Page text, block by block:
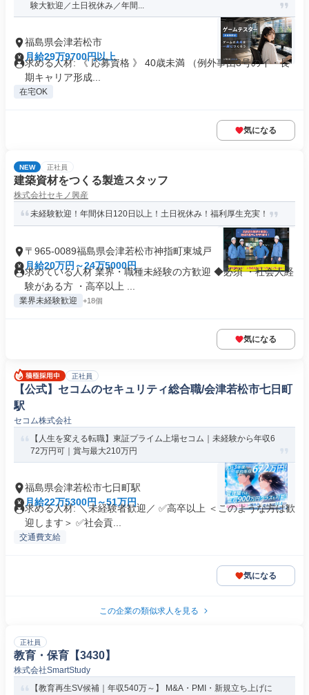
験大歓迎／土日祝休み／年間...
福島県会津若松市
月給29万9700円以上
求める人材: 《 応募資格 》 40歳未満 （例外事由3号のイ・長
期キャリア形成...
在宅OK
気になる
NEW 正社員
建築資材をつくる製造スタッフ
株式会社セキノ興産
未経験歓迎！年間休日120日以上！土日祝休み！福利厚生充実！
〒965-0089福島県会津若松市神指町東城戸
月給20万円～24万5000円
求めている人材 業界・職種未経験の方歓迎 ◆必須 ・社会人経
験がある方 ・高卒以上 ...
業界未経験歓迎 +18個
気になる
正社員
【公式】セコムのセキュリティ総合職/会津若松市七日町
駅
セコム株式会社
【人生を変える転職】東証プライム上場セコム｜未経験から年収6
72万円可｜賞与最大210万円
福島県会津若松市七日町駅
月給22万5300円～51万円
求める人材: ＼未経験者歓迎／ ✅高卒以上 ＜このような方は歓
迎します＞ ✅社会貢...
交通費支給
気になる
この企業の類似求人を見る
正社員
教育・保育【3430】
株式会社SmartStudy
【教育再生SV候補｜年収540万～】 M&A・PMI・新規立ち上げに